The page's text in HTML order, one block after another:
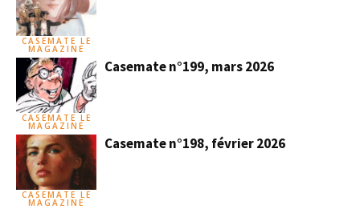
CASEMATE LE
MAGAZINE
CASEMATE LE
MAGAZINE
Casemate n°199, mars 2026
CASEMATE LE
MAGAZINE
Casemate n°198, février 2026